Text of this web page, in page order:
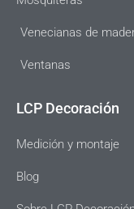
Venecianas de
Ventanas
LCP Decoración
Medición y montaje
Blog